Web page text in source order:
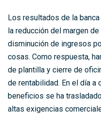
Los resultados de la
la reducción del margen
disminución de ingresos
cosas. Como respuesta,
de plantilla y cierre de
de rentabilidad. En el día a
beneficios se ha
altas exigencias